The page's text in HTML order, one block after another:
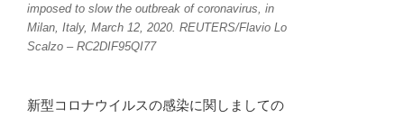
imposed to slow the outbreak of coronavirus, in
Milan, Italy, March 12, 2020. REUTERS/Flavio Lo
Scalzo – RC2DIF95QI77
新型コロナウイルスの感染に関しましての